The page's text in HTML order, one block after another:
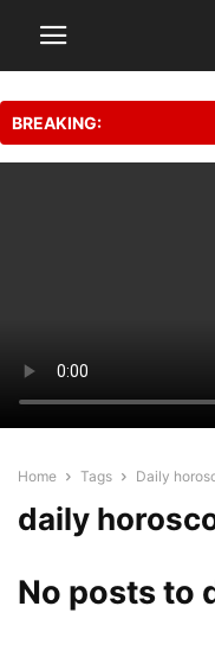
BREAKING:
Home Tags Daily
daily
No posts to